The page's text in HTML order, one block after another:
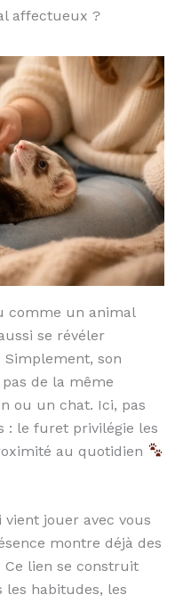
affectueux ?
comme un animal
se révéler
Simplement, son
de la même
ou un chat. Ici, pas
: le furet privilégie les
au quotidien
jouer avec vous
montre déjà des
Ce lien se construit
les habitudes, les